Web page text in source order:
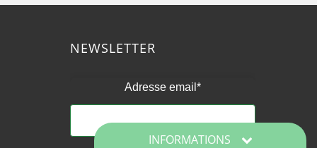
NEWSLETTER
Adresse email*
INFORMATIONS